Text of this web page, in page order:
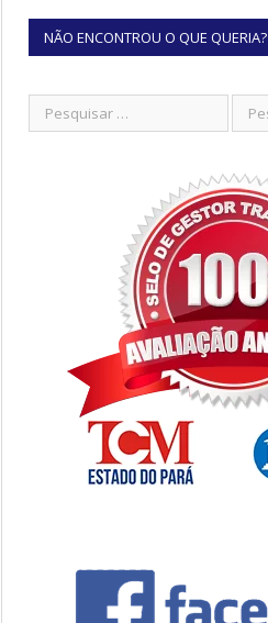
NÃO ENCONTROU O QUE QUERIA?